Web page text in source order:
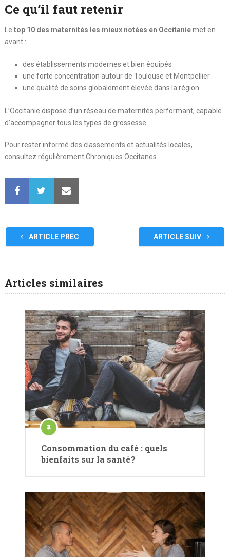
Ce qu’il faut retenir
Le top 10 des maternités les mieux notées en Occitaniemet en
avant :
des établissements modernes et bien équipés
une forte concentration autour de Toulouse et Montpellier
une qualité de soins globalement élevée dans la région
L’Occitanie dispose d’un réseau de maternités performant, capable
d’accompagner tous les types de grossesse.
Pour rester informé des classements et actualités locales,
consultez régulièrementChroniques Occitanes
ARTICLE PRÉC ARTICLE SUIV
Articles similaires
Consommation du café : quels
bienfaits sur la santé ?